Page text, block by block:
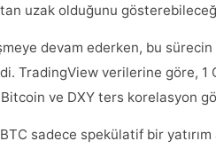
uzak olduğunu
devam ederken, bu
TradingView verilerine göre, 1
ve DXY ters korelasyon
BTC sadece spekülatif bir